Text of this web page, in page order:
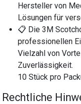
Hersteller von
Lösungen für
📋 Die 3M
professionellen
Vielzahl von
Zuverlässigkeit.
10 Stück pro
Rechtliche